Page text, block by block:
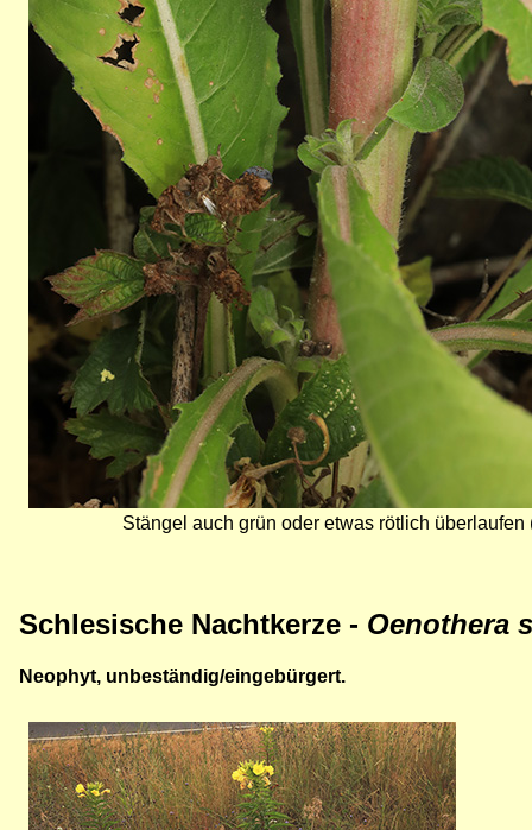
Stängel auch grün oder etwas rötlich überlaufen
Schlesische Nachtkerze - Oenothera
Neophyt, unbeständig/eingebürgert.
Bild